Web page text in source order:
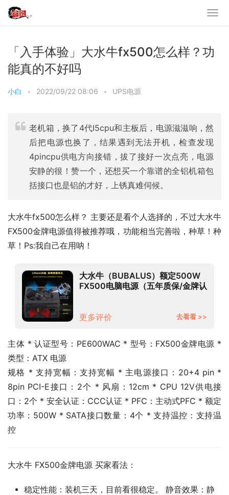
「入手体验」大水牛fx500怎么样？功
能真的不好吗
小白 • 2022/09/22 08:06 • UPS电源
老机箱，换了4代I5cpu和主板后，电源滋滋响，然
后把电源也换了，结果遇到无法开机，检查发现
4pincpu供电方向接错，拔了接好一次点亮，电源
安静的很！赞一个，还想买一个靠谱的全铝机箱包
括接口也是铝的才好，上锈真难伺候。
大水牛fx500怎么样？ 主要还是看个人选择的，不过大水牛
FX500金牌电源值得被推荐哦，功能相当完善啦，种草！种
草！Ps:我自己在用呐！
大水牛（BUBALUS）额定500W
FX500电脑电源（五年质保/金牌认
更多评价
去看看 >>
主体 * 认证型号：PE600WAC * 型号：FX500金牌电源 *
类型：ATX 电源
规格 * 支持宽幅：支持宽幅 * 主电源接口：20+4 pin *
8pin PCI-E接口：2个 * 风扇：12cm * CPU 12V供电接
口：2个 * 安全认证：CCC认证 * PFC：主动式PFC * 额定
功率：500W * SATA接口数量：4个 * 支持温控：支持温
控
大水牛 FX500金牌电源 买家看法：
稳定性能：装机三天，目前看很稳定。 静音效果：静